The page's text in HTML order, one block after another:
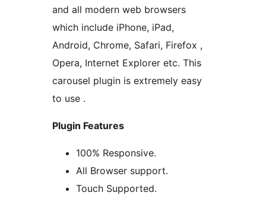
and all modern web browsers
which include iPhone, iPad,
Android, Chrome, Safari, Firefox ,
Opera, Internet Explorer etc. This
carousel plugin is extremely easy
to use .
Plugin Features
100% Responsive.
All Browser support.
Touch Supported.